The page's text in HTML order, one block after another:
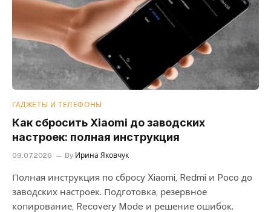
ГАДЖЕТЫ И ТЕЛЕФОНЫ
Как сбросить Xiaomi до заводских
настроек: полная инструкция
09.07.2026 By Ирина Яковчук
Полная инструкция по сбросу Xiaomi, Redmi и Poco до
заводских настроек. Подготовка, резервное
копирование, Recovery Mode и решение ошибок.